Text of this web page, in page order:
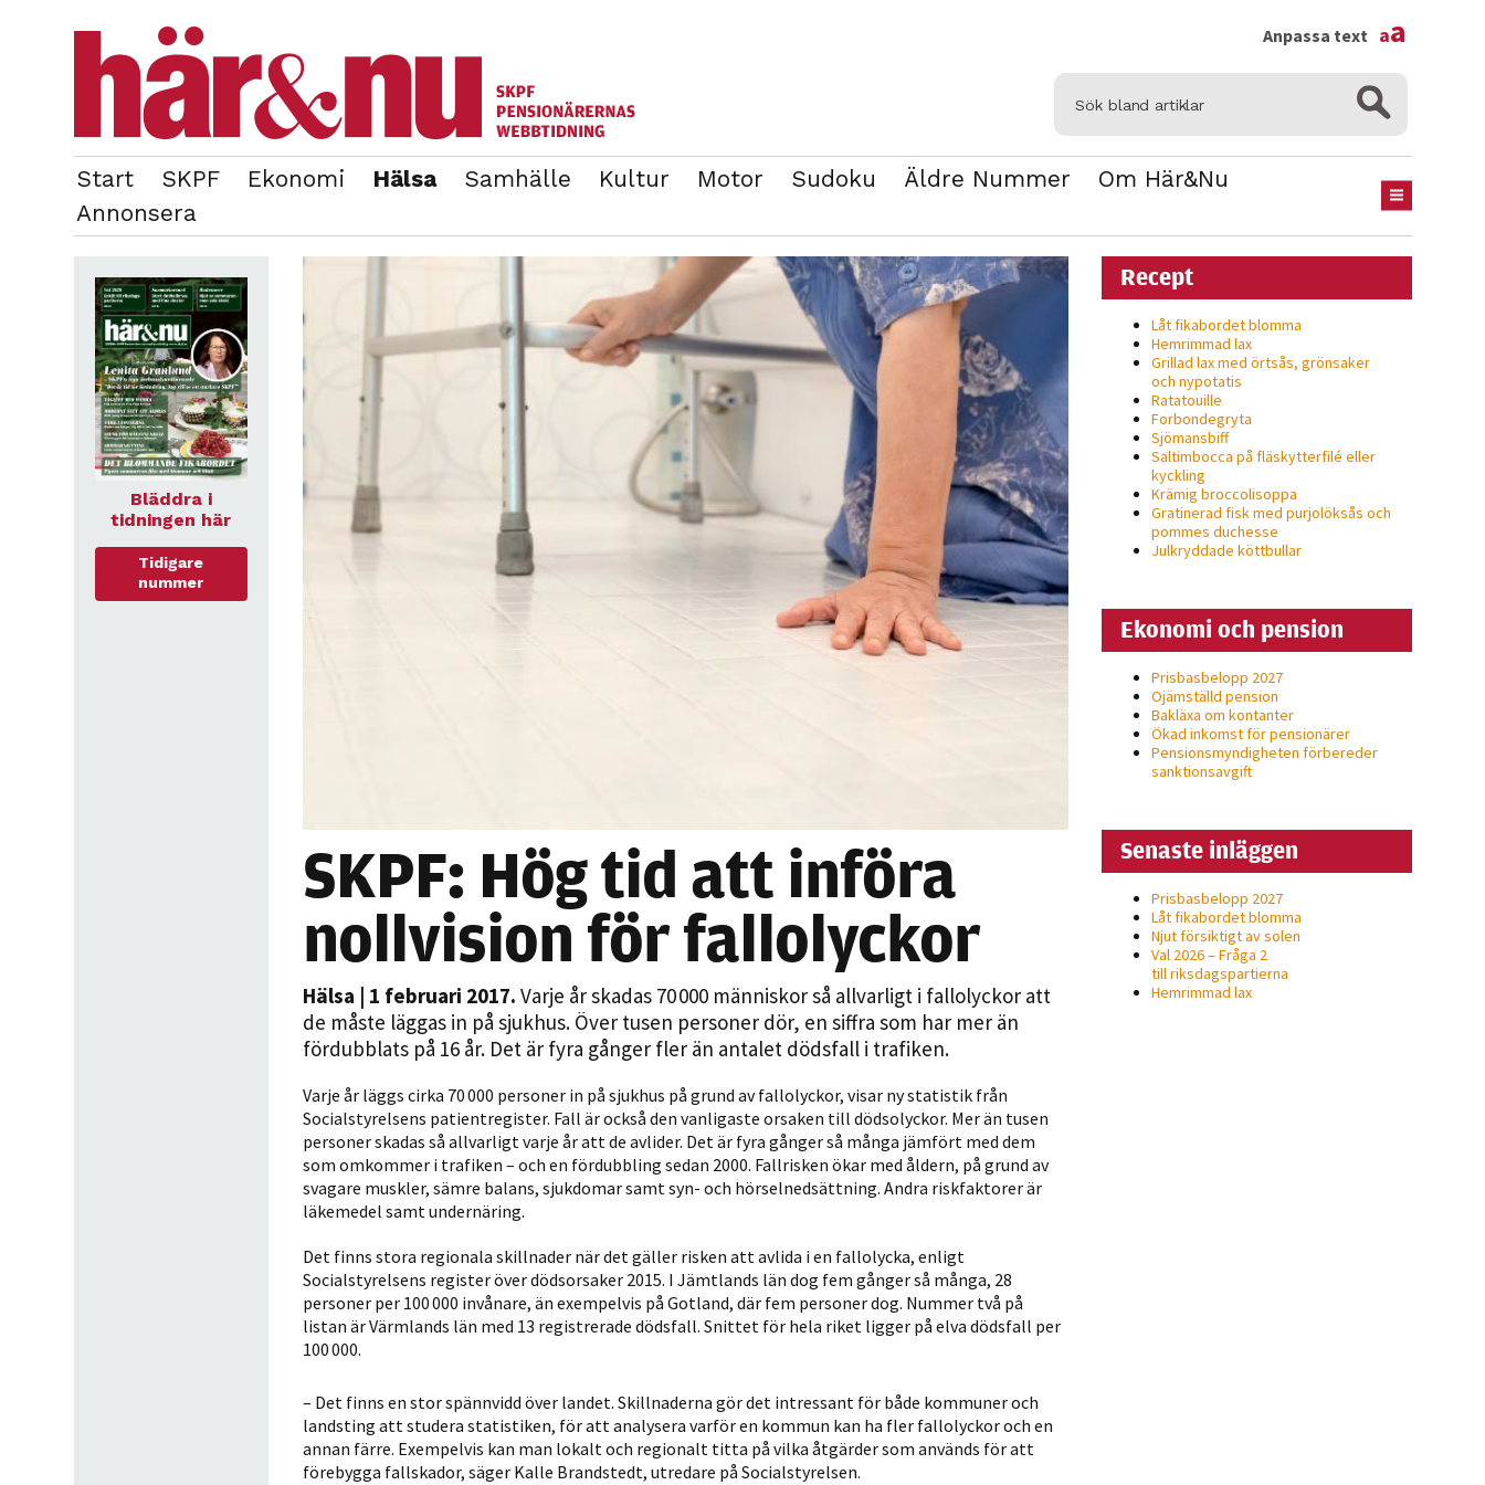
Start SKPF Ekonomi Hälsa Samhälle Kultur Motor Sudoku Äldre Nummer
Om Här&Nu
Annonsera
OM REDAKTIONEN
Anpassa text aa
SKPF: Hög tid att införa
nollvision för fallolyckor
Hälsa | 1 februari 2017. Varje år skadas 70 000 människor så allvarligt i fallolyckor att
de måste läggas in på sjukhus. Över tusen personer dör, en siffra som har mer än
fördubblats på 16 år. Det är fyra gånger fler än antalet dödsfall i trafiken.
Varje år läggs cirka 70 000 personer in på sjukhus på grund av fallolyckor, visar ny statistik från
Socialstyrelsens patientregister. Fall är också den vanligaste orsaken till dödsolyckor. Mer än tusen
personer skadas så allvarligt varje år att de avlider. Det är fyra gånger så många jämfört med dem
som omkommer i trafiken – och en fördubbling sedan 2000. Fallrisken ökar med åldern, på grund av
svagare muskler, sämre balans, sjukdomar samt syn- och hörselnedsättning. Andra riskfaktorer är
läkemedel samt undernäring.
Det finns stora regionala skillnader när det gäller risken att avlida i en fallolycka, enligt
Socialstyrelsens register över dödsorsaker 2015. I Jämtlands län dog fem gånger så många, 28
personer per 100 000 invånare, än exempelvis på Gotland, där fem personer dog. Nummer två på
listan är Värmlands län med 13 registrerade dödsfall. Snittet för hela riket ligger på elva dödsfall per
100 000.
– Det finns en stor spännvidd över landet. Skillnaderna gör det intressant för både kommuner och
landsting att studera statistiken, för att analysera varför en kommun kan ha fler fallolyckor och en
annan färre. Exempelvis kan man lokalt och regionalt titta på vilka åtgärder som används för att
förebygga fallskador, säger Kalle Brandstedt, utredare på Socialstyrelsen.
Bläddra i
tidningen här
Tidigare
nummer
Recept
Låt fikabordet blomma
Hemrimmad lax
Grillad lax med örtsås, grönsaker
och nypotatis
Ratatouille
Forbondegryta
Sjömansbiff
Saltimbocca på fläsk­ytterfilé eller
kyckling
Krämig broccolisoppa
Gratinerad fisk med purjolöksås och
pommes duchesse
Julkryddade köttbullar
Ekonomi och pension
Prisbasbelopp 2027
Ojämställd pension
Bakläxa om kontanter
Ökad inkomst för pensionärer
Pensionsmyndigheten förbereder
sanktionsavgift
Senaste inläggen
Prisbasbelopp 2027
Låt fikabordet blomma
Njut försiktigt av solen
Val 2026 – Fråga 2
till riksdagspartierna
Hemrimmad lax
behövs för
att hemsidan
över huvud
taget ska
fungera.
Statistik
För att vi ska
förbättra
hemsidans
funktionalitet
och
uppbyggnad,
hur hemsidan
används.
hemsida ska
prestera så
bra som